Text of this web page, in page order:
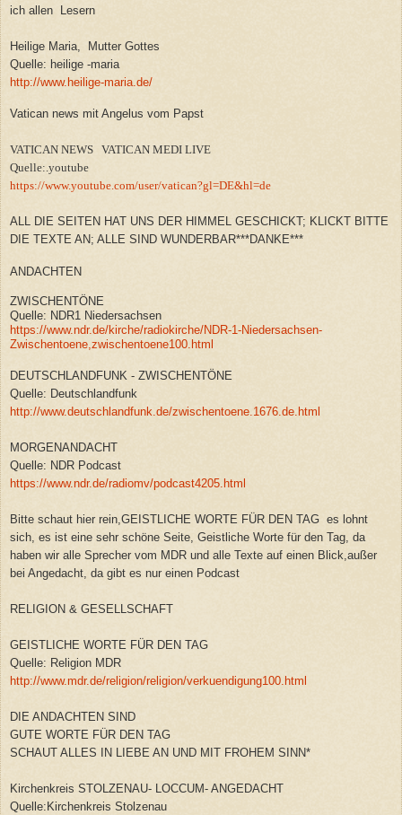
ich allen Lesern
Heilige Maria, Mutter Gottes
Quelle: heilige -maria
http://www.heilige-maria.de/
Vatican news mit Angelus vom Papst
VATICAN NEWS VATICAN MEDI LIVE
Quelle:.youtube
https://www.youtube.com/user/vatican?gl=DE&hl=de
ALL DIE SEITEN HAT UNS DER HIMMEL GESCHICKT; KLICKT BITTE
DIE TEXTE AN; ALLE SIND WUNDERBAR***DANKE***
ANDACHTEN
ZWISCHENTÖNE
Quelle: NDR1 Niedersachsen
https://www.ndr.de/kirche/radiokirche/NDR-1-Niedersachsen-
Zwischentoene,zwischentoene100.html
DEUTSCHLANDFUNK - ZWISCHENTÖNE
Quelle: Deutschlandfunk
http://www.deutschlandfunk.de/zwischentoene.1676.de.html
MORGENANDACHT
Quelle: NDR Podcast
https://www.ndr.de/radiomv/podcast4205.html
Bitte schaut hier rein,GEISTLICHE WORTE FÜR DEN TAG es lohnt
sich, es ist eine sehr schöne Seite, Geistliche Worte für den Tag, da
haben wir alle Sprecher vom MDR und alle Texte auf einen Blick,außer
bei Angedacht, da gibt es nur einen Podcast
RELIGION & GESELLSCHAFT
GEISTLICHE WORTE FÜR DEN TAG
Quelle: Religion MDR
http://www.mdr.de/religion/religion/verkuendigung100.html
DIE ANDACHTEN SIND
GUTE WORTE FÜR DEN TAG
SCHAUT ALLES IN LIEBE AN UND MIT FROHEM SINN*
Kirchenkreis STOLZENAU- LOCCUM- ANGEDACHT
Quelle:Kirchenkreis Stolzenau